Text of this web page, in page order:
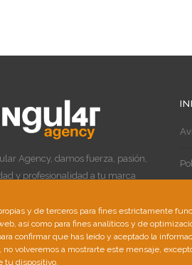
y de terceros para fines estrictamente
así como para fines analíticos y de
confirmar que has leído y aceptado la
no volveremos a mostrarte este mensaje,
tu dispositivo.
Agency, damos fuerza, pasión,
y profesionalidad a tu marca